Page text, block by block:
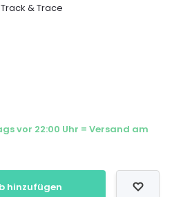
& Trace
vor 22:00 Uhr = Versand am
hinzufügen